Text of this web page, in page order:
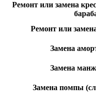
Ремонт или замена
Ремонт или
Замена
Замена
Замена помпы